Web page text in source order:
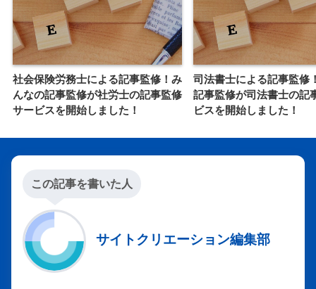
社会保険労務士による記事監修！み
んなの記事監修が社労士の記事監修
サービスを開始しました！
司法書士による記事監修
記事監修が司法書士の記
ビスを開始しました！
この記事を書いた人
サイトクリエーション編集部